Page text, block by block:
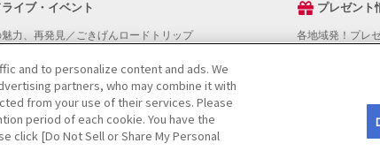
ライブ・イベント
魅力、再発見／ごきげんロードトリップ
けスポットを探す
コースを探す
トを探す
探す
プレゼント
各地域発！プレ
and to personalize content and ads. We
partners, who may combine it with
from your use of their services. Please
period of each cookie. You have the
click [Do Not Sell or Share My Personal